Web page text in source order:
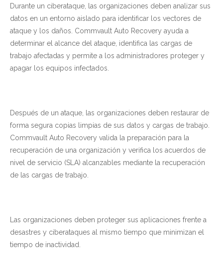
Durante un ciberataque, las organizaciones deben analizar sus
datos en un entorno aislado para identificar los vectores de
ataque y los daños. Commvault Auto Recovery ayuda a
determinar el alcance del ataque, identifica las cargas de
trabajo afectadas y permite a los administradores proteger y
apagar los equipos infectados.
Después de un ataque, las organizaciones deben restaurar de
forma segura copias limpias de sus datos y cargas de trabajo.
Commvault Auto Recovery valida la preparación para la
recuperación de una organización y verifica los acuerdos de
nivel de servicio (SLA) alcanzables mediante la recuperación
de las cargas de trabajo.
Las organizaciones deben proteger sus aplicaciones frente a
desastres y ciberataques al mismo tiempo que minimizan el
tiempo de inactividad.